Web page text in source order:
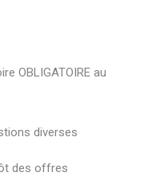
OBLIGATOIRE au
diverses
des offres